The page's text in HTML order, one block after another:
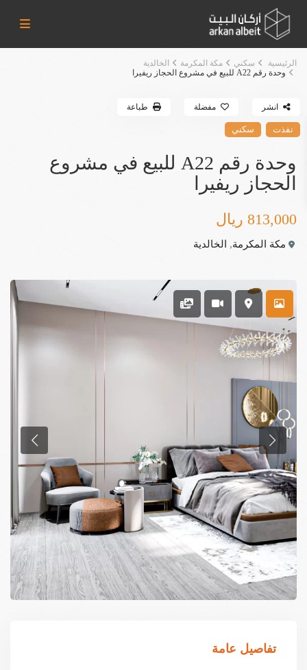
الرئيسية سكني مكة المكرمة
الخالدية
وحدة رقم A22 للبيع في مشروع الحجاز ريفيرا
نفذت سكني
وحدة رقم A22 للبيع في مشروع
الحجاز ريفيرا
813,000 ريال
مكة المكرمة, الخالدية
انشر مفضلة طباعة
تفاصيل عامة